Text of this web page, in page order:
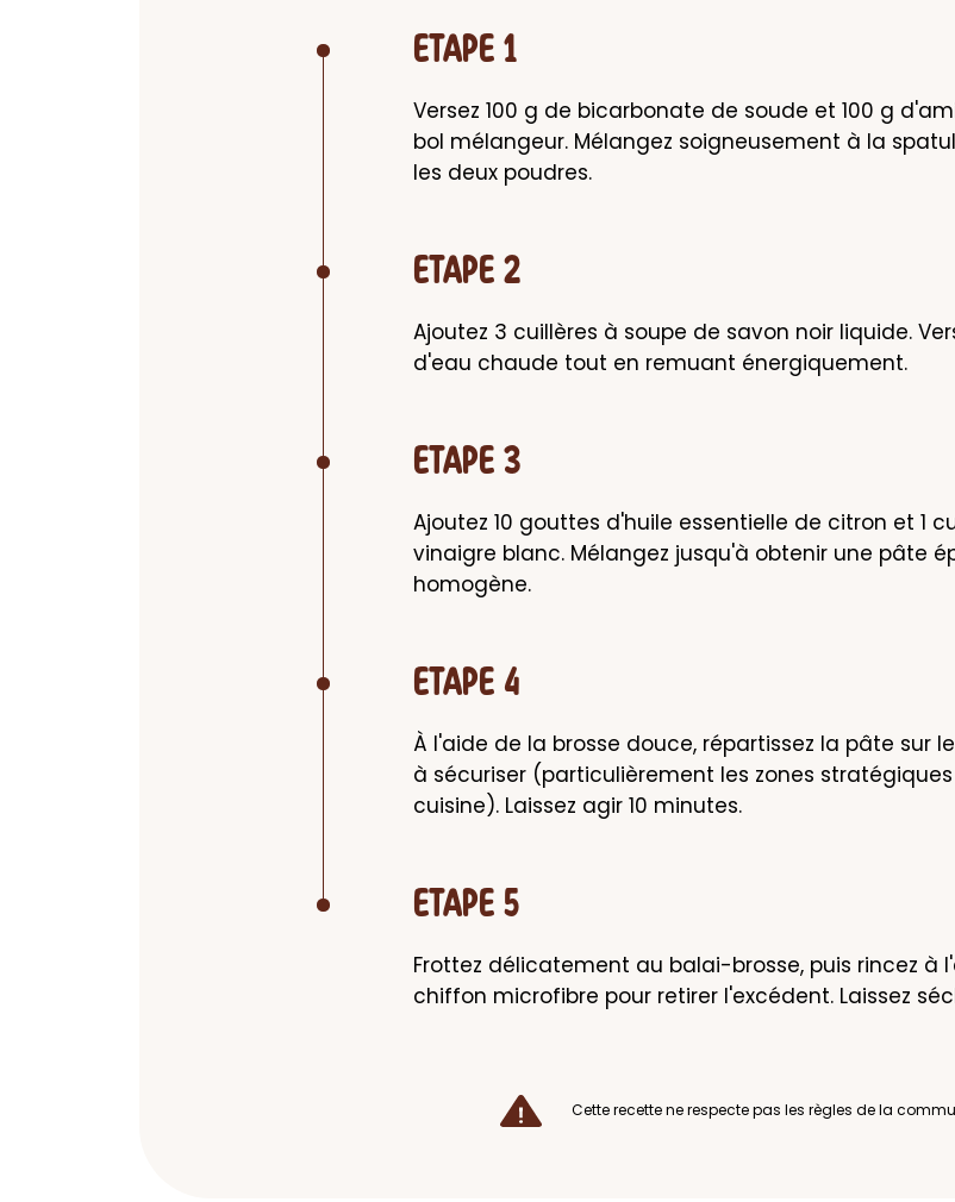
ETAPE 1
Versez 100 g de bicarbonate de soude et 100 g
bol mélangeur. Mélangez soigneusement à la
les deux poudres.
ETAPE 2
Ajoutez 3 cuillères à soupe de savon noir liquide.
d'eau chaude tout en remuant énergiquement.
ETAPE 3
Ajoutez 10 gouttes d'huile essentielle de citron et 1
vinaigre blanc. Mélangez jusqu'à obtenir une pâte
homogène.
ETAPE 4
À l'aide de la brosse douce, répartissez la pâte sur
à sécuriser (particulièrement les zones
cuisine). Laissez agir 10 minutes.
ETAPE 5
Frottez délicatement au balai-brosse, puis rincez à
chiffon microfibre pour retirer l'excédent. Laissez
Cette recette ne respecte pas les règles de la